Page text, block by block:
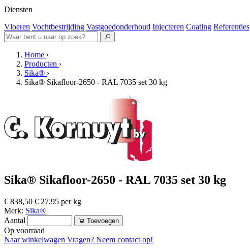
Diensten
Vloeren Vochtbestrijding Vastgoedonderhoud Injecteren Coating Referenties
Home ›
Producten ›
Sika® ›
Sika® Sikafloor-2650 - RAL 7035 set 30 kg
Sika® Sikafloor-2650 - RAL 7035 set 30 kg
€ 838,50 € 27,95 per kg
Merk: Sika®
Aantal
Toevoegen
Op voorraad
Naar winkelwagen Vragen? Neem contact op!